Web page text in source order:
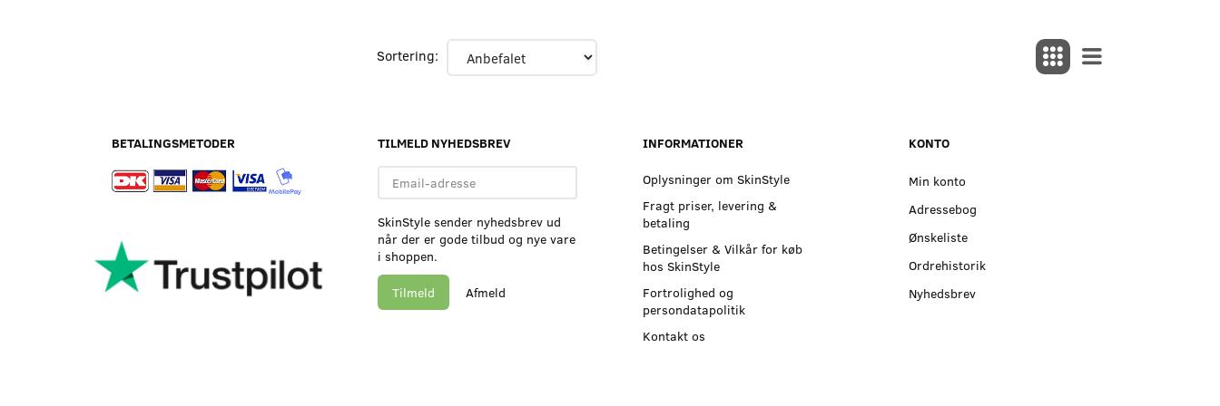
Sortering:
BETALINGSMETODER
TILMELD NYHEDSBREV
Email-
adresse
SkinStyle sender nyhedsbrev ud
når der er gode tilbud og nye vare
i shoppen.
Tilmeld Afmeld
INFORMATIONER
Oplysninger om SkinStyle
Fragt priser, levering &
betaling
Betingelser & Vilkår for køb
hos SkinStyle
Fortrolighed og
persondatapolitik
Kontakt os
KONTO
Min konto
Adressebog
Ønskeliste
Ordrehistorik
Nyhedsbrev